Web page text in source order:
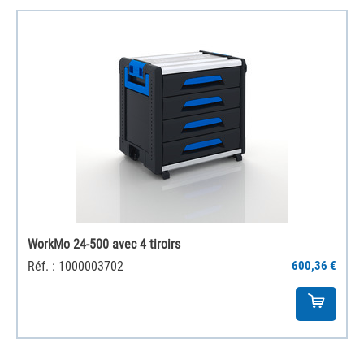
WorkMo 24-500 avec 4 tiroirs
Réf. : 1000003702
600,36 €